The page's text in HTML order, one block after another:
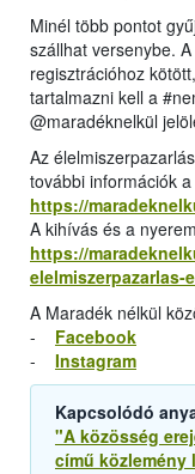
Minél több pontot
szállhat versenybe.
regisztrációhoz
tartalmazni kell a
@maradéknelkül
Az
további információk
https://
A kihívás és a
https://
elelmiszerpazarlas-
A Maradék nélkül
- Facebook
- Instagram
Kapcsolódó
"A közösség
című közlemény